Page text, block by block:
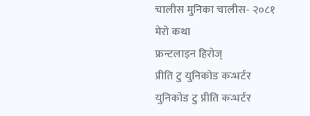
चालीस मुनिका चालीस- २०८१
मेरो कथा
फ्रन्टलाइन हिरोज्
प्रीति टु युनिकोड कन्भर्टर
युनिकोड टु प्रीति कन्भर्टर